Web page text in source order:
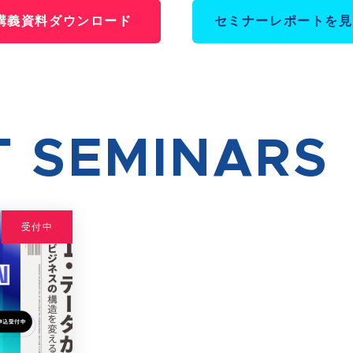
義資料ダウンロード セミナーレポートを
SEMINARS
受付中